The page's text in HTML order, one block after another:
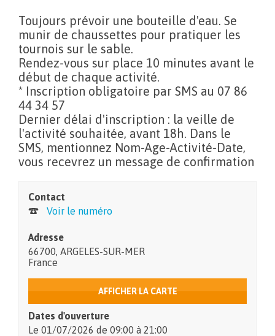
Toujours prévoir une bouteille d'eau. Se
munir de chaussettes pour pratiquer les
tournois sur le sable.
Rendez-vous sur place 10 minutes avant le
début de chaque activité.
* Inscription obligatoire par SMS au 07 86
44 34 57
Dernier délai d'inscription : la veille de
l'activité souhaitée, avant 18h. Dans le
SMS, mentionnez Nom-Age-Activité-Date,
vous recevrez un message de confirmation
Contact
Voir le numéro
Adresse
66700 ARGELES-SUR-MER
France
AFFICHER LA CARTE
Dates d'ouverture
Le 01/07/2026 de 09:00 à 21:00